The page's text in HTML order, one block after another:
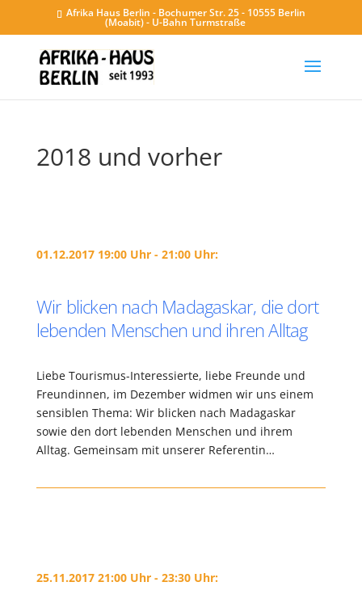
Afrika Haus Berlin - Bochumer Str. 25 - 10555 Berlin
(Moabit) - U-Bahn Turmstraße
2018 und vorher
01.12.2017 19:00 Uhr - 21:00 Uhr:
Wir blicken nach Madagaskar, die dort
lebenden Menschen und ihren Alltag
Liebe Tourismus-Interessierte, liebe Freunde und
Freundinnen, im Dezember widmen wir uns einem
sensiblen Thema: Wir blicken nach Madagaskar
sowie den dort lebenden Menschen und ihrem
Alltag. Gemeinsam mit unserer Referentin…
25.11.2017 21:00 Uhr - 23:30 Uhr: